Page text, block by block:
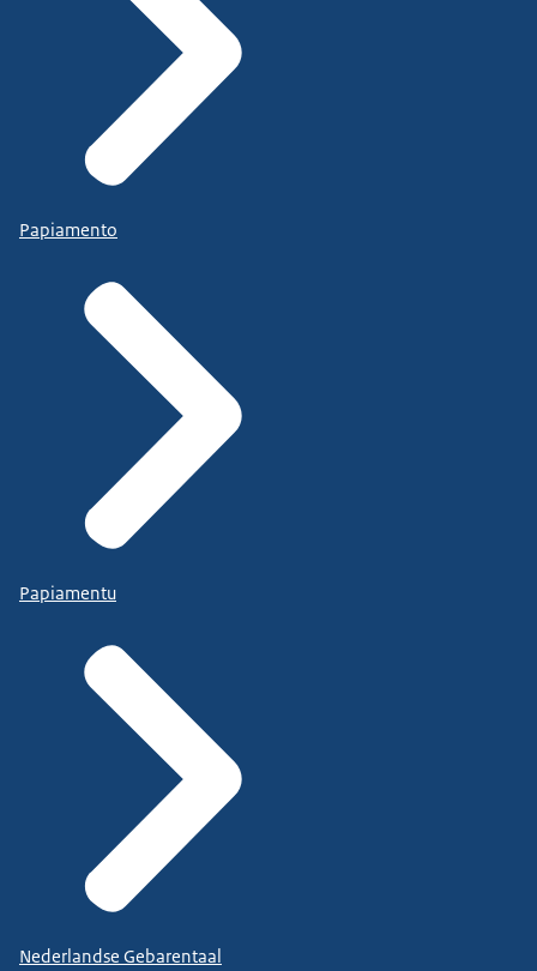
Papiamento
Papiamentu
Nederlandse Gebarentaal